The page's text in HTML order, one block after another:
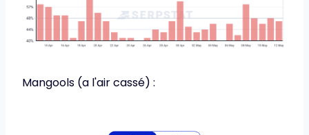
Mangools (a l'air cassé) :